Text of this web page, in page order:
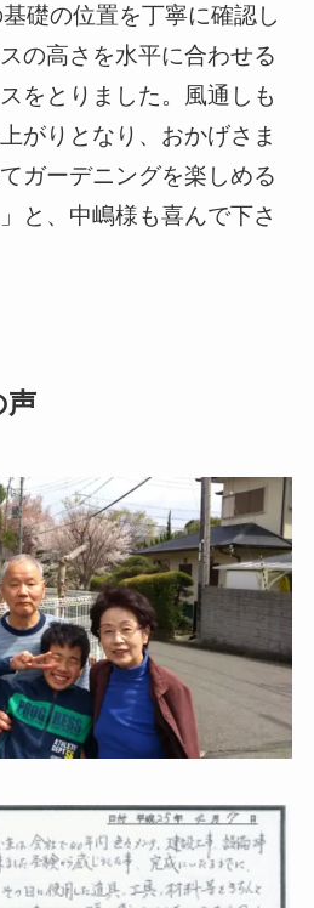
礎の位置を丁寧に確認し
の高さを水平に合わせる
をとりました。風通しも
がりとなり、おかげさま
ガーデニングを楽しめる
と、中嶋様も喜んで下さ
声